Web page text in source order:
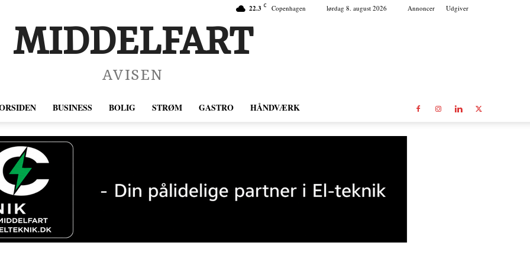
22.3 C Copenhagen lørdag 8. august 2026 Annoncer Udgiver
MIDDELFART
AVISEN
BUSINESS BOLIG STRØM GASTRO HÅNDVÆRK